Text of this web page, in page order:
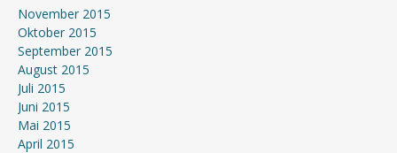
November 2015
Oktober 2015
September 2015
August 2015
Juli 2015
Juni 2015
Mai 2015
April 2015